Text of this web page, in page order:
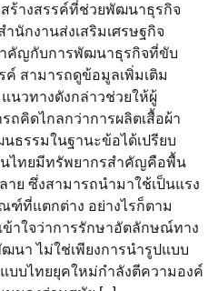
ร้างสรรค์ที่ช่วยพัฒนาธุรกิจ
นักงานส่งเสริมเศรษฐกิจ
ำคัญกับการพัฒนาธุรกิจที่ขับ
ค์ สามารถดูข้อมูลเพิ่มเติม
นวทางดังกล่าวช่วยให้ผู้
คิดไกลกว่าการผลิตเสื้อผ้า
ธรรมในฐานะข้อได้เปรียบ
ไทยมีทรัพยากรสำคัญคือพื้น
ย ซึ่งสามารถนำมาใช้เป็นแรง
ฑ์ที่แตกต่าง อย่างไรก็ตาม
ข้าใจว่าการรักษาอัตลักษณ์ทาง
นา ไม่ใช่เพียงการนำรูปแบบ
บบไทยยุคใหม่กำลังตีความองค์